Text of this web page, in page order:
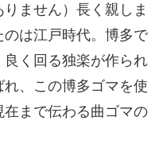
ません）長く親しま
は江戸時代。博多で
く回る独楽が作られ
、この博多ゴマを使
まで伝わる曲ゴマの